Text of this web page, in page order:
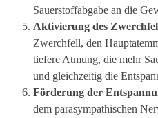
Sauerstoffabgabe an die
Aktivierung des
Zwerchfell, den
tiefere Atmung, die mehr
und gleichzeitig die
Förderung der
dem parasympathischen